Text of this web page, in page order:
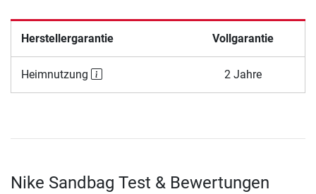
Herstellergarantie Vollgarantie
Heimnutzung 2 Jahre
Nike Sandbag Test & Bewertungen